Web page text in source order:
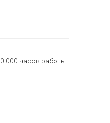
часов работы.